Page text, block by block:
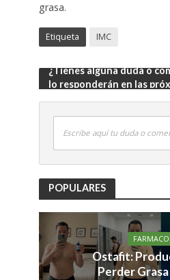
grasa.
Etiqueta IMC
¿Tienes alguna duda o
lo responderán en las
Escribe aquí tu duda o
POPULARES
Ostafit:
Perder